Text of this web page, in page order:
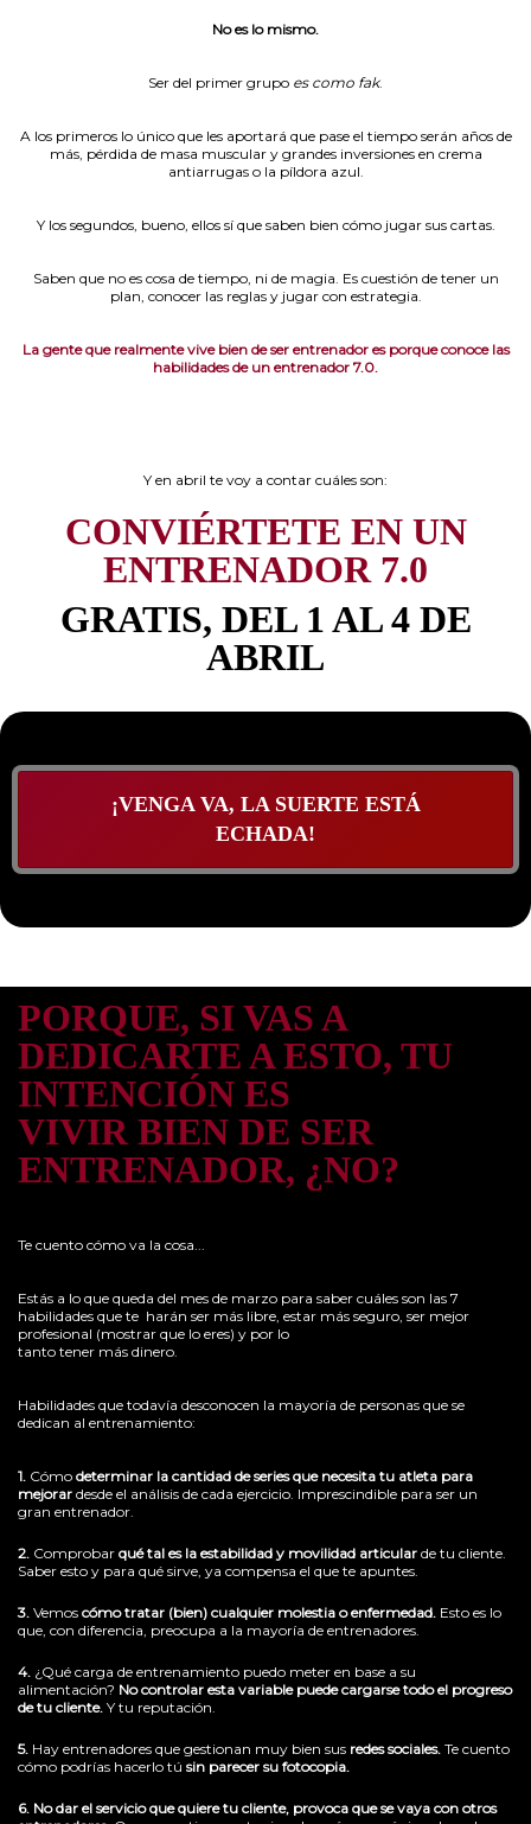
No es lo mismo.
Ser del primer grupo es como fak.
A los primeros lo único que les aportará que pase el tiempo serán años de
más, pérdida de masa muscular y grandes inversiones en crema
antiarrugas o la píldora azul.
Y los segundos, bueno, ellos sí que saben bien cómo jugar sus cartas.
Saben que no es cosa de tiempo, ni de magia. Es cuestión de tener un
plan, conocer las reglas y jugar con estrategia.
La gente que realmente vive bien de ser entrenador es porque conoce las
habilidades de un entrenador 7.0.
Y en abril te voy a contar cuáles son:
CONVIÉRTETE EN UN
ENTRENADOR 7.0
GRATIS, DEL 1 AL 4 DE
ABRIL
¡VENGA VA, LA SUERTE ESTÁ
ECHADA!
PORQUE, SI VAS A
DEDICARTE A ESTO, TU
INTENCIÓN ES
VIVIR BIEN DE SER
ENTRENADOR, ¿NO?
Te cuento cómo va la cosa...
Estás a lo que queda del mes de marzo para saber cuáles son las 7
habilidades que te harán ser más libre, estar más seguro, ser mejor
profesional (mostrar que lo eres) y por lo
tanto tener más dinero.
Habilidades que todavía desconocen la mayoría de personas que se
dedican al entrenamiento:
1. Cómo determinar la cantidad de series que necesita tu atleta para
mejorar desde el análisis de cada ejercicio. Imprescindible para ser un
gran entrenador.
2. Comprobar qué tal es la estabilidad y movilidad articular de tu cliente.
Saber esto y para qué sirve, ya compensa el que te apuntes.
3. Vemos cómo tratar (bien) cualquier molestia o enfermedad. Esto es lo
que, con diferencia, preocupa a la mayoría de entrenadores.
4. ¿Qué carga de entrenamiento puedo meter en base a su
alimentación? No controlar esta variable puede cargarse todo el progreso
de tu cliente. Y tu reputación.
5. Hay entrenadores que gestionan muy bien sus redes sociales. Te cuento
cómo podrías hacerlo tú sin parecer su fotocopia.
6. No dar el servicio que quiere tu cliente, provoca que se vaya con otros